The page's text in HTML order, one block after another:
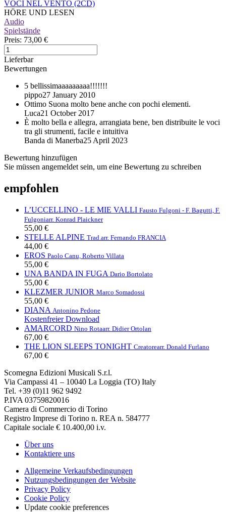
VOCI NEL VENTO (2CD)
HÖRE UND LESEN
Audio
Spielstände
Preis: 73,00 €
Lieferbar
Bewertungen
5 bellissimaaaaaaaaa!!!!!!!
pippo27 January 2010
Ottimo Suona molto bene anche con pochi elementi.
Luca21 October 2017
È molto bella e allegra, arrangiata bene, ben distribuite le voci
tra gli strumenti, facile e intuitiva
Banda di Manerba25 April 2023
Bewertung hinzufügen
Sie müssen angemeldet sein, um eine Bewertung zu schreiben
empfohlen
L’UCCELLINO - LE MIE VALLI Fausto Fulgoni - F. Bagutti, F.
Fulgoniarr. Konrad Plaickner
55,00 €
STELLE ALPINE Trad. arr. Fernando FRANCIA
44,00 €
EROS Paolo Canu, Roberto Villata
55,00 €
UNA BANDA IN FUGA Dario Bortolato
55,00 €
KLEZMER JUNIOR Marco Somadossi
55,00 €
DIANA Antonino Pedone
Kostenfreier Download
AMARCORD Nino Rotaarr. Didier Ortolan
67,00 €
THE LION SLEEPS TONIGHT Creatorearr. Donald Furlano
67,00 €
Scomegna Edizioni Musicali S.r.l.
Via Campassi 41 – 10040 La Loggia (TO) Italy
Tel. +39 (0)11 962 9492
P.IVA 03759820016
Camera di Commercio di Torino
Registro Imprese di Torino n. REA n. 584777
Capitale sociale € 10.400,00 i.v.
Über uns
Kontaktiere uns
Allgemeine Verkaufsbedingungen
Nutzungsbedingungen der Website
Privacy Policy
Cookie Policy
Update cookie preferences